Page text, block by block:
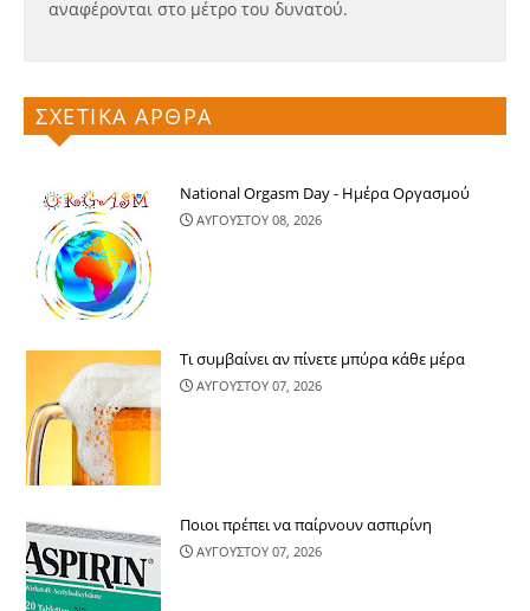
αναφέρονται στο μέτρο του δυνατού.
ΣΧΕΤΙΚΑ ΑΡΘΡΑ
National Orgasm Day - Ημέρα Oργασμού
ΑΥΓΟΥΣΤΟΥ 08, 2026
Τι συμβαίνει αν πίνετε μπύρα κάθε μέρα
ΑΥΓΟΥΣΤΟΥ 07, 2026
Ποιοι πρέπει να παίρνουν ασπιρίνη
ΑΥΓΟΥΣΤΟΥ 07, 2026